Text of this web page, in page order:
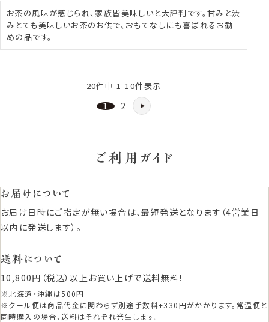
お茶の風味が感じられ、家族皆美味しいと大評判です。甘みと渋
みとても美味しいお茶のお供で、おもてなしにも喜ばれるお勧
めの品です。
20件中 1-10件表示
1 2
ご利用ガイド
お届けについて
お届け日時にご指定が無い場合は、最短発送となります（4営業日
以内に発送します）。
送料について
10,800円（税込）以上お買い上げで送料無料！
※北海道・沖縄は500円
※クール便は商品代金に関わらず別途手数料+330円がかかります。常温便と
同時購入の場合、送料はそれぞれ発生します。